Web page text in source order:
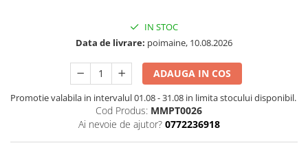
IN STOC
Data de livrare: poimaine, 10.08.2026
ADAUGA IN COS
Promotie valabila in intervalul 01.08 - 31.08 in limita stocului disponibil.
Cod Produs: MMPT0026
Ai nevoie de ajutor? 0772236918